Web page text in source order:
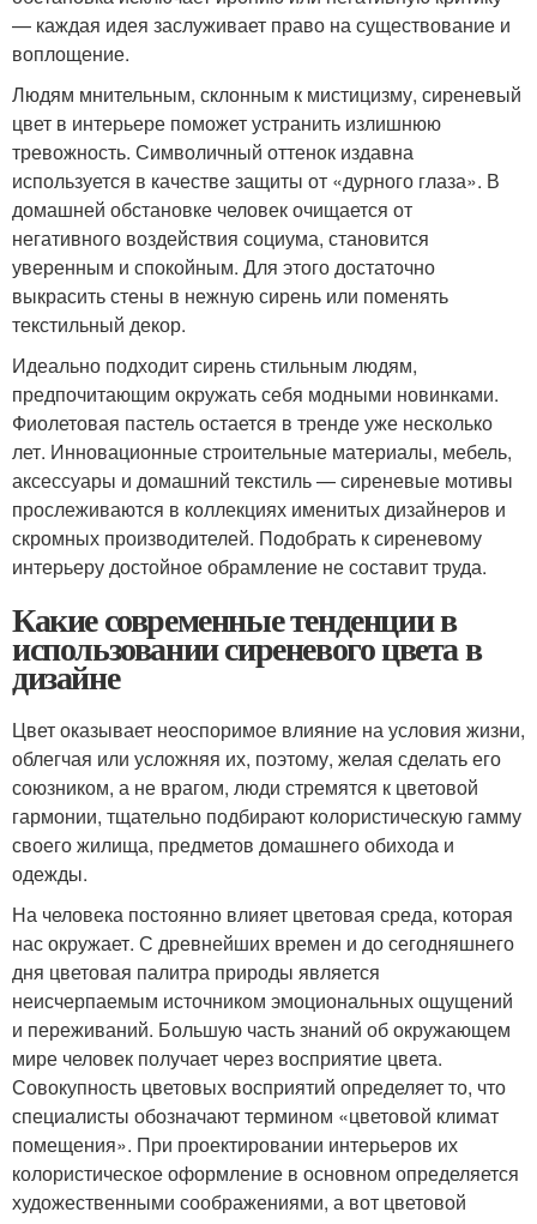
— каждая идея заслуживает право на существование и
воплощение.
Людям мнительным, склонным к мистицизму, сиреневый
цвет в интерьере поможет устранить излишнюю
тревожность. Символичный оттенок издавна
используется в качестве защиты от «дурного глаза». В
домашней обстановке человек очищается от
негативного воздействия социума, становится
уверенным и спокойным. Для этого достаточно
выкрасить стены в нежную сирень или поменять
текстильный декор.
Идеально подходит сирень стильным людям,
предпочитающим окружать себя модными новинками.
Фиолетовая пастель остается в тренде уже несколько
лет. Инновационные строительные материалы, мебель,
аксессуары и домашний текстиль — сиреневые мотивы
прослеживаются в коллекциях именитых дизайнеров и
скромных производителей. Подобрать к сиреневому
интерьеру достойное обрамление не составит труда.
Какие современные тенденции в
использовании сиреневого цвета в
дизайне
Цвет оказывает неоспоримое влияние на условия жизни,
облегчая или усложняя их, поэтому, желая сделать его
союзником, а не врагом, люди стремятся к цветовой
гармонии, тщательно подбирают колористическую гамму
своего жилища, предметов домашнего обихода и
одежды.
На человека постоянно влияет цветовая среда, которая
нас окружает. С древнейших времен и до сегодняшнего
дня цветовая палитра природы является
неисчерпаемым источником эмоциональных ощущений
и переживаний. Большую часть знаний об окружающем
мире человек получает через восприятие цвета.
Совокупность цветовых восприятий определяет то, что
специалисты обозначают термином «цветовой климат
помещения». При проектировании интерьеров их
колористическое оформление в основном определяется
художественными соображениями, а вот цветовой